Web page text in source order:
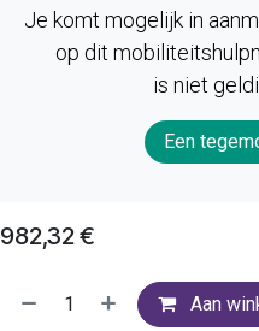
Je komt mogelijk in
op dit
is niet
Een
982,32€
Aan